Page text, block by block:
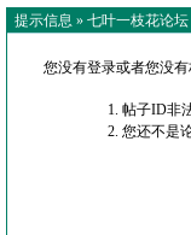
提示信息 » 七叶一枝花论坛
您没有登录或者您没
帖子ID非
您还不是